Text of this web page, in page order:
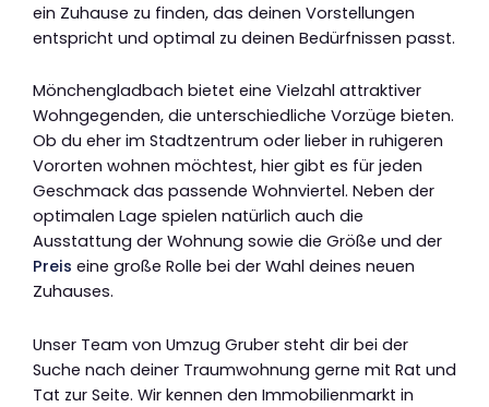
ein Zuhause zu finden, das deinen Vorstellungen
entspricht und optimal zu deinen Bedürfnissen passt.
Mönchengladbach bietet eine Vielzahl attraktiver
Wohngegenden, die unterschiedliche Vorzüge bieten.
Ob du eher im Stadtzentrum oder lieber in ruhigeren
Vororten wohnen möchtest, hier gibt es für jeden
Geschmack das passende Wohnviertel. Neben der
optimalen Lage spielen natürlich auch die
Ausstattung der Wohnung sowie die Größe und der
Preis eine große Rolle bei der Wahl deines neuen
Zuhauses.
Unser Team von Umzug Gruber steht dir bei der
Suche nach deiner Traumwohnung gerne mit Rat und
Tat zur Seite. Wir kennen den Immobilienmarkt in